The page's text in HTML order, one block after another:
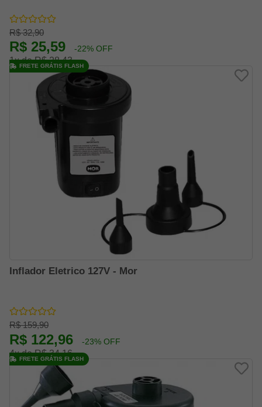
R$ 32,90
R$ 25,59 -22% OFF
1x de R$ 28,43
Inflador Eletrico 127V - Mor
R$ 159,90
R$ 122,96 -23% OFF
4x de R$ 34,16
FRETE GRÁTIS FLASH
FRETE GRÁTIS FLASH